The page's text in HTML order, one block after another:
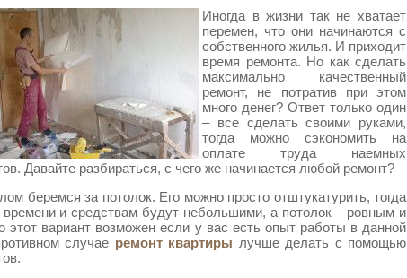
Иногда в жизни так не хватает
перемен, что они начинаются с
собственного жилья. И приходит
время ремонта. Но как сделать
максимально качественный
ремонт, не потратив при этом
много денег? Ответ только один
– все сделать своими руками,
тогда можно сэкономить на
оплате труда наемных
Давайте разбираться, с чего же начинается любой ремонт?
беремся за потолок. Его можно просто отштукатурить, тогда
времени и средствам будут небольшими, а потолок – ровным и
этот вариант возможен если у вас есть опыт работы в данной
случае ремонт квартиры лучше делать с помощью